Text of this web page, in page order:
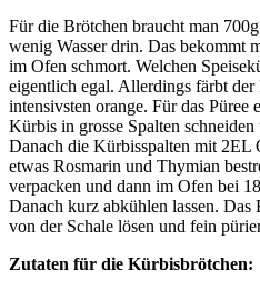
Für die Brötchen braucht man
wenig Wasser drin. Das bekommt
im Ofen schmort. Welchen
eigentlich egal. Allerdings färbt
intensivsten orange. Für das Püree
Kürbis in grosse Spalten
Danach die Kürbisspalten mit 2EL
etwas Rosmarin und Thymian
verpacken und dann im Ofen bei
Danach kurz abkühlen lassen.
von der Schale lösen und fein
Zutaten für die Kürbisbrötchen: